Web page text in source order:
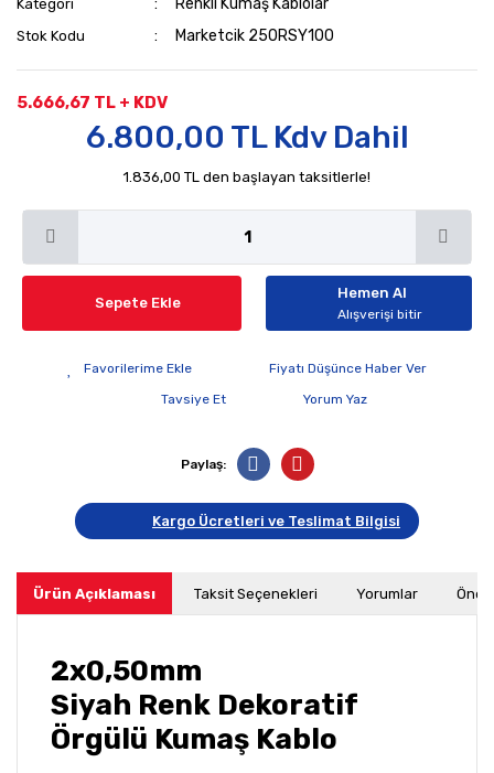
Kategori Renkli Kumaş Kablolar
Stok Kodu Marketcik 250RSY100
5.666,67 TL + KDV
6.800,00 TL Kdv Dahil
1.836,00 TL den başlayan taksitlerle!
Sepete Ekle
Hemen Al
Alışverişi bitir
Fiyatı Düşünce Haber Ver
Tavsiye Et
Yorum Yaz
Paylaş:
Kargo Ücretleri ve Teslimat Bilgisi
Ürün Açıklaması Taksit Seçenekleri Yorumlar
2x0,50mm
Siyah Renk Dekoratif
Örgülü Kumaş Kablo